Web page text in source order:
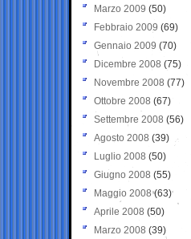
Marzo 2009 (50)
Febbraio 2009 (69)
Gennaio 2009 (70)
Dicembre 2008 (75)
Novembre 2008 (77)
Ottobre 2008 (67)
Settembre 2008 (56)
Agosto 2008 (39)
Luglio 2008 (50)
Giugno 2008 (55)
Maggio 2008(63)
Aprile 2008 (50)
Marzo 2008 (39)